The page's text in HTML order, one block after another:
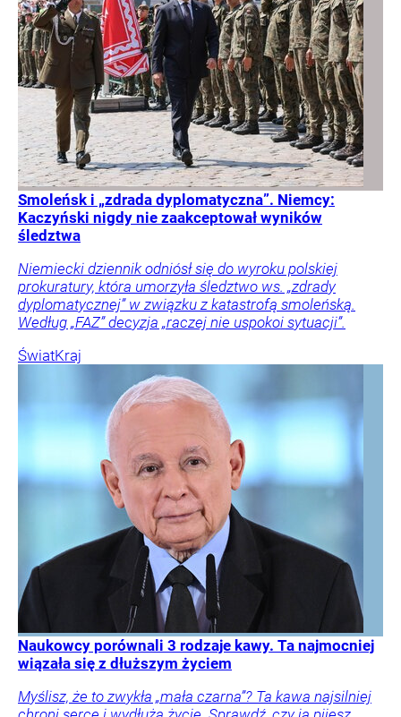
Smoleńsk i „zdrada dyplomatyczna”. Niemcy:
Kaczyński nigdy nie zaakceptował wyników
śledztwa
Niemiecki dziennik odniósł się do wyroku polskiej
prokuratury, która umorzyła śledztwo ws. „zdrady
dyplomatycznej” w związku z katastrofą smoleńską.
Według „FAZ” decyzja „raczej nie uspokoi sytuacji”.
ŚwiatKraj
Naukowcy porównali 3 rodzaje kawy. Ta najmocniej
wiązała się z dłuższym życiem
Myślisz, że to zwykła „mała czarna”? Ta kawa najsilniej